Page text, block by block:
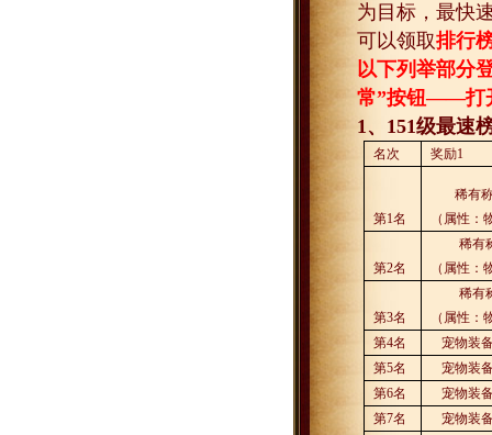
为目标，最快
可以领取排行
以下列举部分
常”按钮——打
1、 151级最速
名次 奖励1
第1名
稀有
（属性：
第2名
稀有
（属性：
第3名
稀有
（属性：
第4名
宠物装
第5名
宠物装
第6名
宠物装
第7名
宠物装